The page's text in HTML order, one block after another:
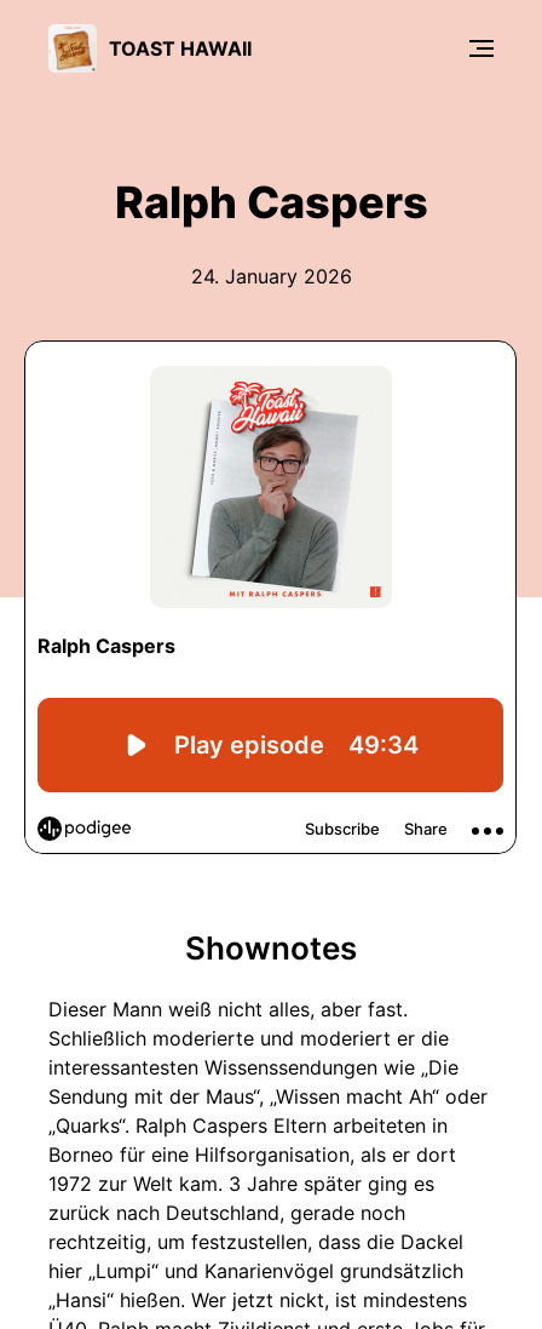
TOAST HAWAII
Ralph Caspers
24. January 2026
Shownotes
Dieser Mann weiß nicht alles, aber fast.
Schließlich moderierte und moderiert er die
interessantesten Wissenssendungen wie „Die
Sendung mit der Maus“, „Wissen macht Ah“ oder
„Quarks“. Ralph Caspers Eltern arbeiteten in
Borneo für eine Hilfsorganisation, als er dort
1972 zur Welt kam. 3 Jahre später ging es
zurück nach Deutschland, gerade noch
rechtzeitig, um festzustellen, dass die Dackel
hier „Lumpi“ und Kanarienvögel grundsätzlich
„Hansi“ hießen. Wer jetzt nickt, ist mindestens